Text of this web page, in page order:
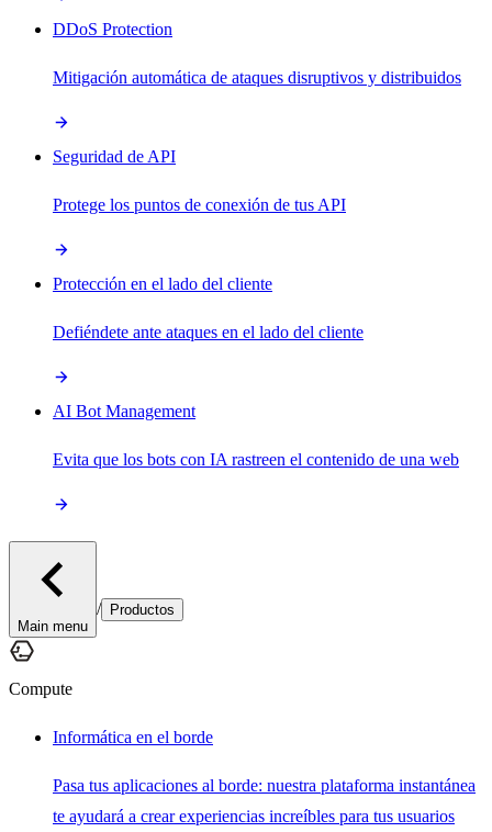
DDoS Protection
Mitigación automática de ataques disruptivos y distribuidos
Seguridad de API
Protege los puntos de conexión de tus API
Protección en el lado del cliente
Defiéndete ante ataques en el lado del cliente
AI Bot Management
Evita que los bots con IA rastreen el contenido de una web
Main menu
/ Productos
Compute
Informática en el borde
Pasa tus aplicaciones al borde: nuestra plataforma instantánea
te ayudará a crear experiencias increíbles para tus usuarios